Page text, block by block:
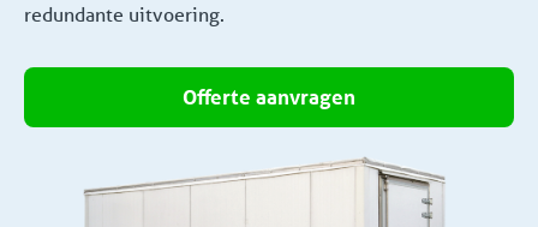
redundante uitvoering.
Offerte aanvragen